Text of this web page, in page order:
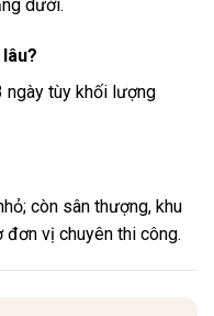
dưới.
ngày tùy khối lượng
còn sân thượng, khu
vị chuyên thi công.